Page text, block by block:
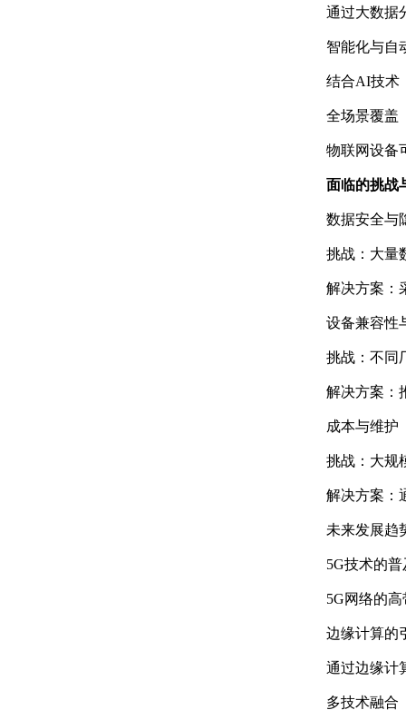
通过大数据
智能化与自
结合AI技术
全场景覆盖
物联网设备
面临的挑战
数据安全与
挑战：大量
解决方案：
设备兼容性
挑战：不同
解决方案：
成本与维护
挑战：大规
解决方案：
未来发展趋
5G技术的普
5G网络的
边缘计算的
通过边缘计
多技术融合